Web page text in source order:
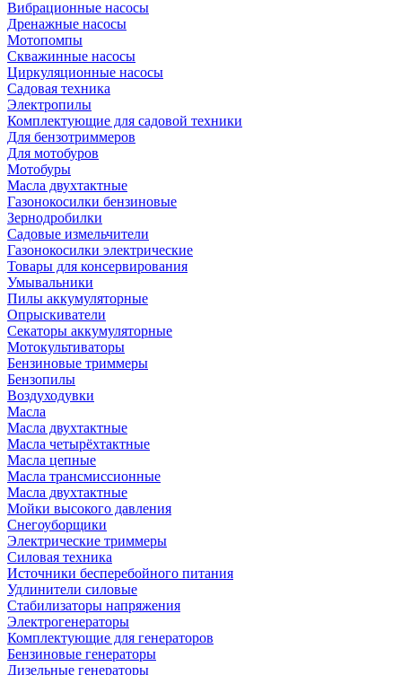
Вибрационные насосы
Дренажные насосы
Мотопомпы
Скважинные насосы
Циркуляционные насосы
Садовая техника
Электропилы
Комплектующие для садовой техники
Для бензотриммеров
Для мотобуров
Мотобуры
Масла двухтактные
Газонокосилки бензиновые
Зернодробилки
Садовые измельчители
Газонокосилки электрические
Товары для консервирования
Умывальники
Пилы аккумуляторные
Опрыскиватели
Секаторы аккумуляторные
Мотокультиваторы
Бензиновые триммеры
Бензопилы
Воздуходувки
Масла
Масла двухтактные
Масла четырёхтактные
Масла цепные
Масла трансмиссионные
Масла двухтактные
Мойки высокого давления
Снегоуборщики
Электрические триммеры
Силовая техника
Источники бесперебойного питания
Удлинители силовые
Стабилизаторы напряжения
Электрогенераторы
Комплектующие для генераторов
Бензиновые генераторы
Дизельные генераторы